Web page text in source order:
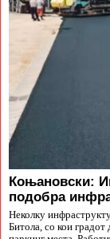
Коњановски:
подобра
Неколку
Битола, со кои